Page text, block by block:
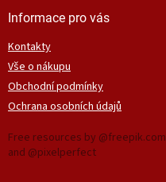
Informace pro vás
Kontakty
Vše o nákupu
Obchodní podmínky
Ochrana osobních údajů
Free resources by @freepik.com
and @pixelperfect